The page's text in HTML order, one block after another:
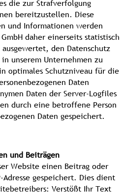
die zur Strafverfolgung
bereitzustellen. Diese
und Informationen werden
GmbH daher einerseits statistisch
den Datenschutz
unserem Unternehmen zu
optimales Schutzniveau für die
Daten
Daten der Server-Logfiles
durch eine betroffene Person
Daten gespeichert.
und Beiträgen
Website einen Beitrag oder
gespeichert. Dies dient
Verstößt Ihr Text